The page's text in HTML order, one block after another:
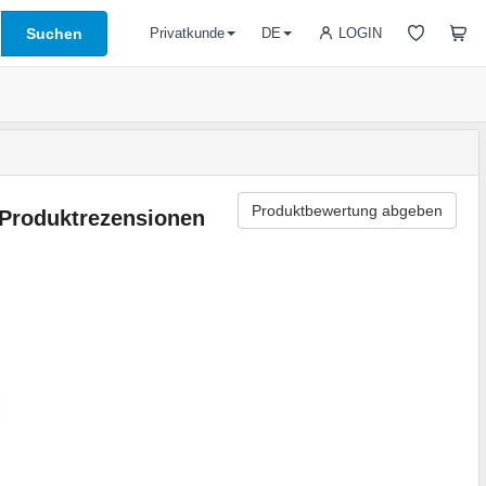
Suchen LOGIN
Privatkunde DE
Produktrezensionen Produktbewertung abgeben